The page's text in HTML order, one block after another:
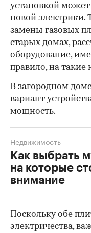
установкой может
новой электрики.
замены газовых
старых домах,
оборудование,
правило, на такие
В загородном
вариант
мощность.
Как выбрать
на которые
внимание
Недвижимость
Поскольку обе
электричества,